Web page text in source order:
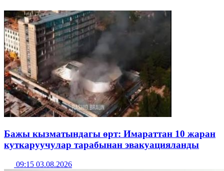
Бажы кызматындагы өрт: Имараттан 10 жаран
куткаруучулар тарабынан эвакуацияланды
09:15 03.08.2026